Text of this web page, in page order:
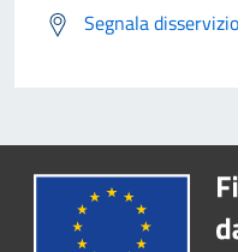
Segnala disservizio